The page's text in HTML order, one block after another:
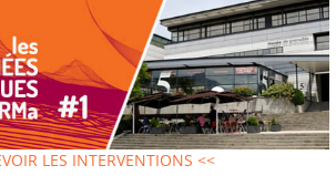
LES INTERVENTIONS <<